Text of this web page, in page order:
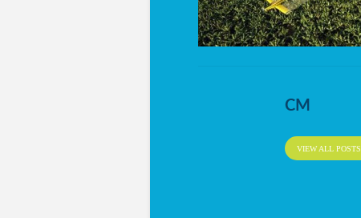
CM
VIEW ALL POSTS